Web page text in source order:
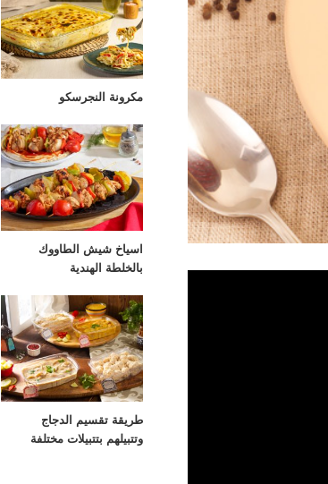
مكرونة النجرسكو
اسياخ شيش الطاووك
بالخلطة الهندية
طريقة تقسيم الدجاج
وتتبيلهم بتتبيلات مختلفة